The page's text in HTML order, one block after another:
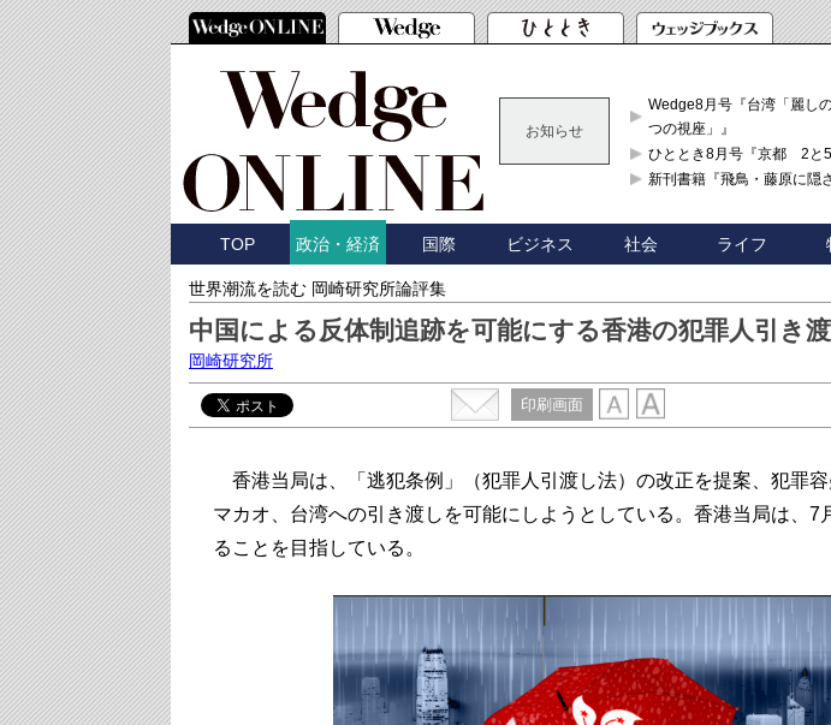
お知らせ
Wedge8月号『台湾「麗し
つの視座」』
ひととき8月号『京都 2と5
新刊書籍『飛鳥・藤原に隠
TOP 政治・経済 国際 ビジネス 社会 ライフ
世界潮流を読む 岡崎研究所論評集
中国による反体制追跡を可能にする香港の犯罪人引き
岡崎研究所
印刷画面
香港当局は、「逃犯条例」（犯罪人引渡し法）の改正を提案、犯罪容
マカオ、台湾への引き渡しを可能にしようとしている。香港当局は、7
ることを目指している。